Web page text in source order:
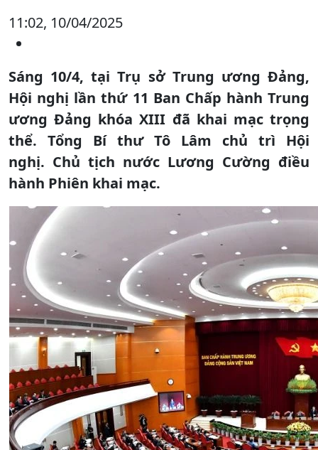
11:02, 10/04/2025
Sáng 10/4, tại Trụ sở Trung ương Đảng,
Hội nghị lần thứ 11 Ban Chấp hành Trung
ương Đảng khóa XIII đã khai mạc trọng
thể. Tổng Bí thư Tô Lâm chủ trì Hội
nghị. Chủ tịch nước Lương Cường điều
hành Phiên khai mạc.